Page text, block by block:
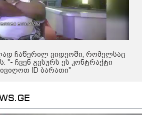
ჩაწერილ ვიდეოში, რომელსაც
"- ჩვენ გვსურს ეს კონტრაქტი
ID ბარათი"